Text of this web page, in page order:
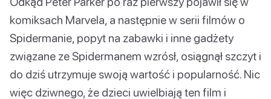
komiksach Marvela, a następnie w serii filmów o
Spidermanie, popyt na zabawki i inne gadżety
związane ze Spidermanem wzrósł, osiągnął szczyt i
do dziś utrzymuje swoją wartość i popularność. Nic
więc dziwnego, że dzieci uwielbiają ten film i